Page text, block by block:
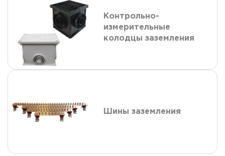
Контрольно-
измерительные
колодцы заземления
Шины заземления